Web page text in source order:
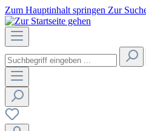
Zum Hauptinhalt springen Zur